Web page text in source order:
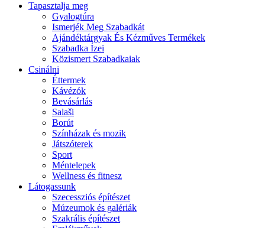
Tapasztalja meg
Gyalogtúra
Ismerjék Meg Szabadkát
Ajándéktárgyak És Kézműves Termékek
Szabadka Ízei
Közismert Szabadkaiak
Csinálni
Éttermek
Kávézók
Bevásárlás
Salaši
Borút
Színházak és mozik
Játszóterek
Sport
Méntelepek
Wellness és fitnesz
Látogassunk
Szecessziós építészet
Múzeumok és galériák
Szakrális építészet